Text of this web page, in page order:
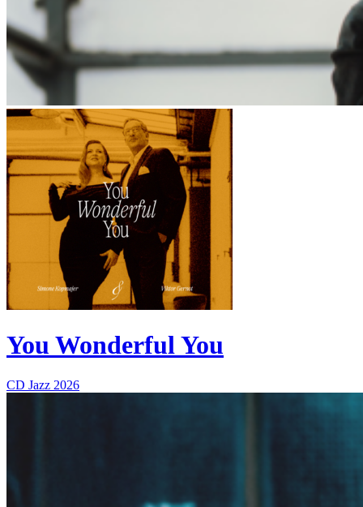
You Wonderful You
CD Jazz 2026